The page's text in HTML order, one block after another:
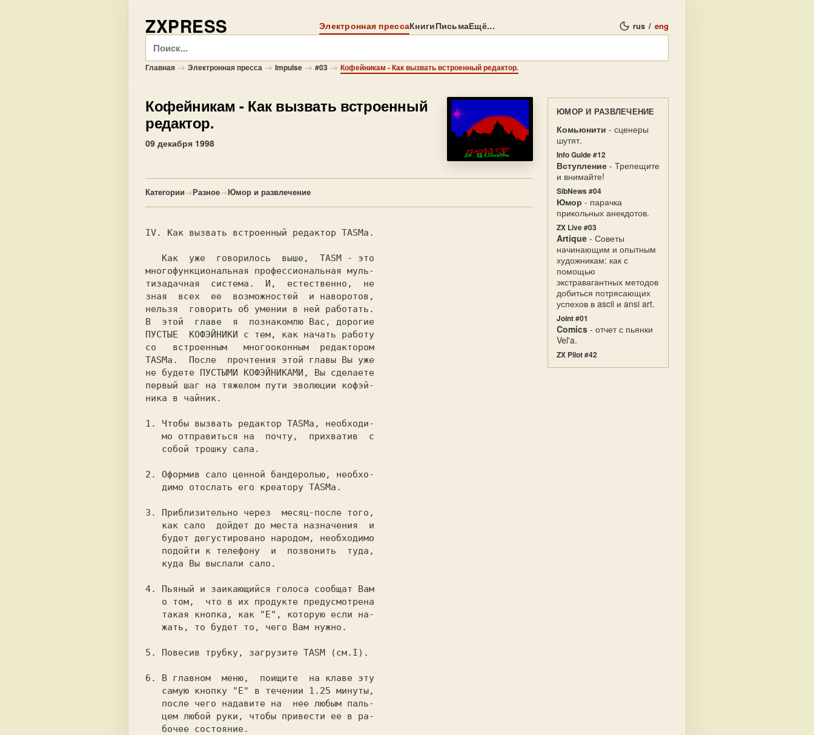
ZXPRESS Электронная прессаКнигиПисьмаЕщё... rus / eng
Поиск
Главная → Электронная пресса → Impulse → #03 → Кофейникам - Как вызвать встроенный редактор.
Кофейникам - Как вызвать встроенный
редактор.
09 декабря 1998
Категории→Разное→Юмор и развлечение
IV. Как вызвать встроенный редактор TASMа.
многофункциональная профессиональная муль-
тизадачная  система.  И,  естественно,  не
зная  всех  ее  возможностей  и наворотов,
нельзя  говорить об умении в ней работать.
В  этой  главе  я  познакомлю Вас, дорогие
ПУСТЫЕ  КОФЭЙНИКИ с тем, как начать работу
со   встроенным   многооконным  редактором
TASMа.  После  прочтения этой главы Вы уже
не будете ПУСТЫМИ КОФЭЙНИКАМИ, Вы сделаете
первый шаг на тяжелом пути эволюции кофэй-
ника в чайник.
1.
Чтобы вызвать редактор TASMа, необходи-
2.
Оформив сало ценной бандеролью, необхо-
3.
Приблизительно через  месяц-после того,
4.
Пьяный и заикающийся голоса сообщат Вам
5. Повесив трубку, загрузите TASM (см.I).
6.
В главном  меню,  поищите  на клаве эту
ЮМОР И РАЗВЛЕЧЕНИЕ
Комьюнити - сценеры
шутят.
Info Guide #12
Вступление - Трепещите
и внимайте!
SibNews #04
Юмор - парачка
прикольных анекдотов.
ZX Live #03
Artique - Советы
начинающим и опытным
художникам: как с
помощью
экстравагантных методов
добиться потрясающих
успехов в ascii и ansi art.
Joint #01
Comics - отчет с пьянки
Vel'a.
ZX Pilot #42